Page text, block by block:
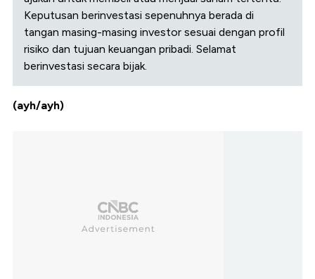
Keputusan berinvestasi sepenuhnya berada di
tangan masing-masing investor sesuai dengan profil
risiko dan tujuan keuangan pribadi. Selamat
berinvestasi secara bijak.
(ayh/ayh)